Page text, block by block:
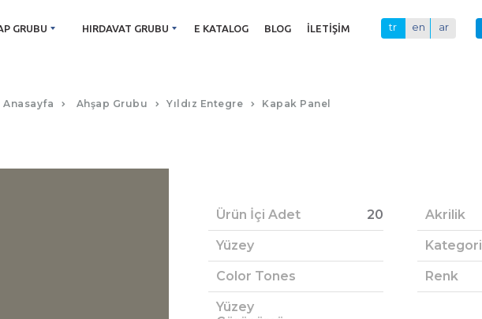
GRUBU HIRDAVAT GRUBU E KATALOG BLOG İLETIŞIM tr en ar
Anasayfa Ahşap Grubu Yıldız Entegre Kapak Panel
Ürün İçi Adet 20 Akrilik
Yüzey Kategori
Color Tones Renk
Yüzey